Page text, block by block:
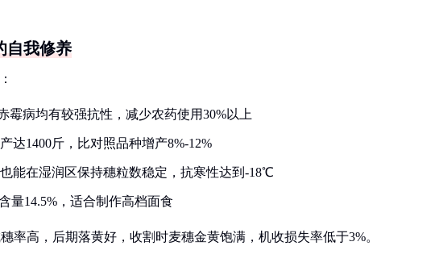
自我修养
霉病均有较强抗性，减少农药使用30%以上
达1400斤，比对照品种增产8%-12%
能在湿润区保持穗粒数稳定，抗寒性达到-18℃
量14.5%，适合制作高档面食
率高，后期落黄好，收割时麦穗金黄饱满，机收损失率低于3%。